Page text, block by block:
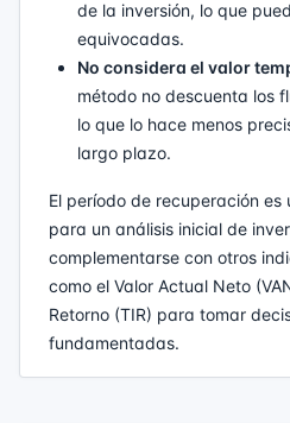
de la inversión, lo que
equivocadas.
No considera el valor
método no descuenta los
lo que lo hace menos
largo plazo.
El período de recuperación
para un análisis inicial de
complementarse con otros
como el Valor Actual Neto
Retorno (TIR) para tomar
fundamentadas.